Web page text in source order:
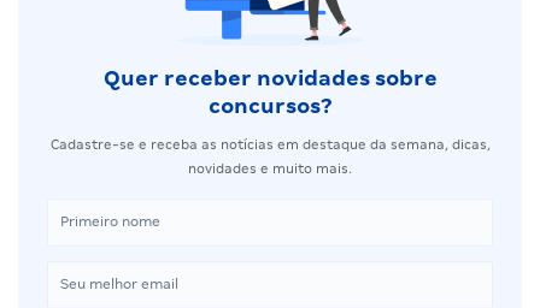
Quer receber novidades sobre
concursos?
Cadastre-se e receba as notícias em destaque da semana, dicas,
novidades e muito mais.